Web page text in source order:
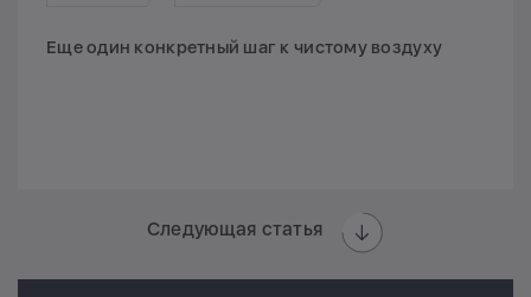
Еще один конкретный шаг к чистому воздуху
Следующая статья